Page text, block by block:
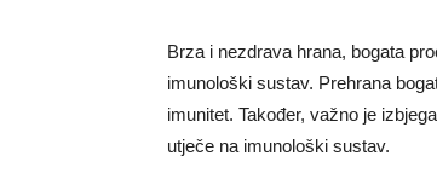
Brza i nezdrava hrana, bogata
imunološki sustav. Prehrana
imunitet. Također, važno je
utječe na imunološki sustav.